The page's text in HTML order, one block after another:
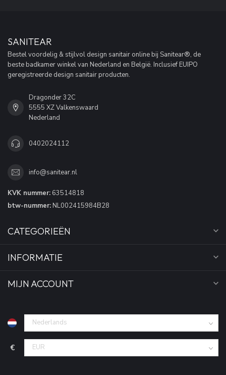
SANITEAR
Bestel voordelig & stijlvol design sanitair online bij Sanitear®, de
beste badkamer winkel van Nederland en België. Inclusief EUIPO
geregistreerde design sanitair producten.
Dragonder 32C
5555 XZ Valkenswaard
Nederland
0402024112
info@sanitear.nl
KVK nummer: 63514818
btw-nummer: NL002415984B28
CATEGORIEËN
INFORMATIE
MIJN ACCOUNT
€